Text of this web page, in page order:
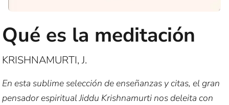
Qué es la meditación
KRISHNAMURTI, J.
En esta sublime selección de enseñanzas y citas, el gran
pensador espiritual Jiddu Krishnamurti nos deleita con